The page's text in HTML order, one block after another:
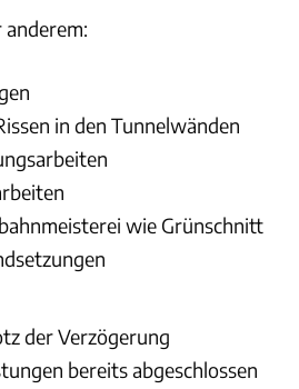
in den Tunnelwänden
wie Grünschnitt
der Verzögerung
bereits abgeschlossen